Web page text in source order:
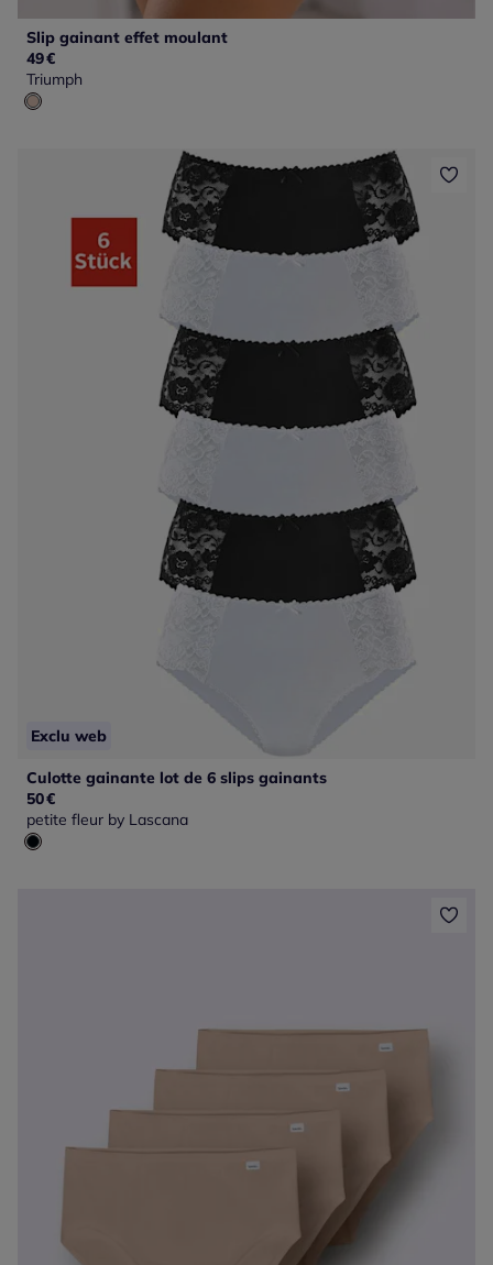
Slip gainant effet moulant
49€
Triumph
Exclu web
Culotte gainante lot de 6 slips gainants
50€
petite fleur by Lascana